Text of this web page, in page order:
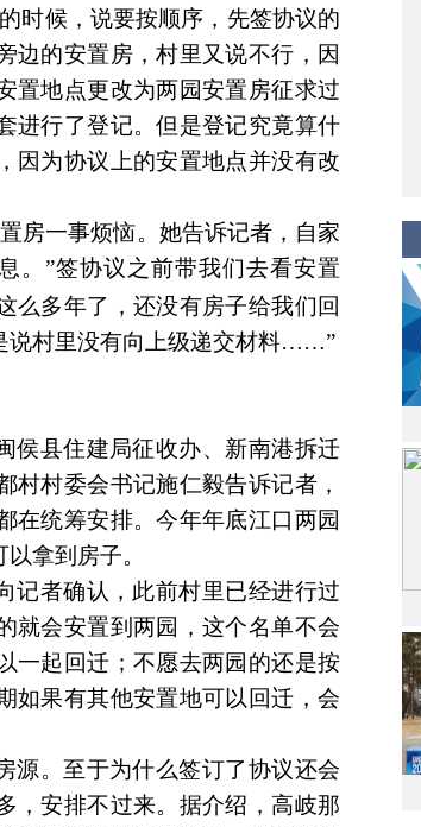
时候，说要按顺序 ， 先签协议的
边的安置房，村里又说不行，因
置地点更改为两园安置房征求过
进行了登记。但是登记究竟算什
因为协议上的安置地点并没有改
房一事烦恼。她告诉记者，自家
。”签协议之前带我们去看安置
么多年了，还没有房子给我们回
说村里没有向上级递交材料……”
侯县住建局征收办、新南港拆迁
村村委会书记施仁毅告诉记者 ，
在统筹安排。今年年底江口两园
拿到房子。
记者确认，此前村里已经进行过
就会安置到两园，这个名单不会
一起回迁；不愿去两园的还是按
如果有其他安置地可以回迁，会
源。至于为什么签订了协议还会
，安排不过来。据介绍，高岐那